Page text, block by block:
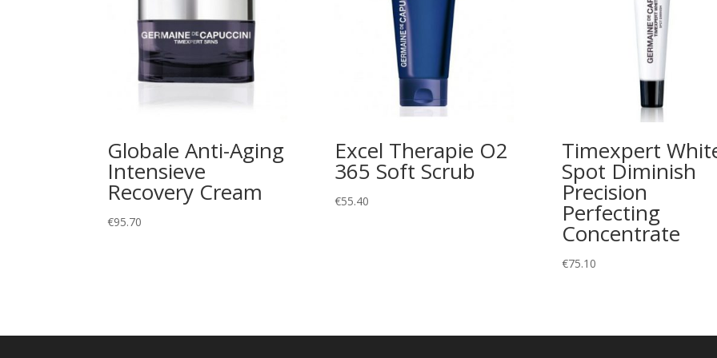
Globale Anti-Aging
Intensieve
Recovery Cream
€95.70
Excel Therapie O2
365 Soft Scrub
€55.40
Timexpert
Spot Diminish
Precision
Perfecting
Concentrate
€75.10